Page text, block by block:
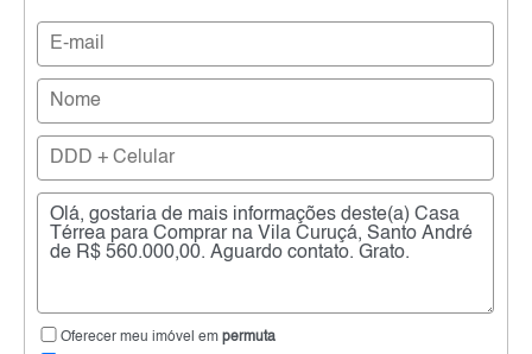
Oferecer meu imóvel em permuta